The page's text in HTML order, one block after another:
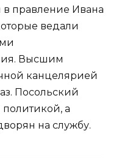
правление Ивана
ведали
Высшим
канцелярией
Посольский
а
на службу.